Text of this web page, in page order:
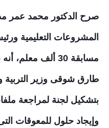
صرح الدكتور محمد عمر
المشروعات التعليمية
مسابقة 30 ألف
طارق شوقى وزير التربية
وإيجاد حلول للمعوقات